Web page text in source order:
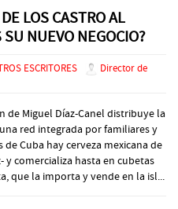
LOS CASTRO AL
NUEVO NEGOCIO?
ESCRITORES
Director de
Miguel Díaz-Canel distribuye la
red integrada por familiares y
Cuba hay cerveza mexicana de
y comercializa hasta en cubetas
que la importa y vende en la isl...